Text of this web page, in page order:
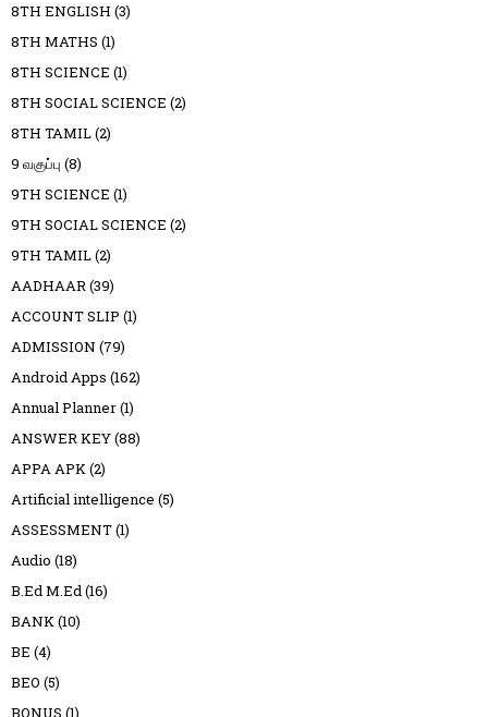
8TH ENGLISH (3)
8TH MATHS (1)
8TH SCIENCE (1)
8TH SOCIAL SCIENCE (2)
8TH TAMIL(2)
9 வகுப்பு (8)
9TH SCIENCE (1)
9TH SOCIAL SCIENCE (2)
9TH TAMIL(2)
AADHAAR(39)
ACCOUNT SLIP (1)
ADMISSION (79)
Android Apps (162)
Annual Planner(1)
ANSWER KEY(88)
APPA APK(2)
Artificial intelligence (5)
ASSESSMENT(1)
Audio (18)
B.Ed M.Ed(16)
BANK(10)
BE (4)
BEO (5)